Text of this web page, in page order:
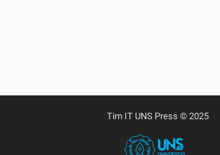
Tim IT UNS Press © 2025